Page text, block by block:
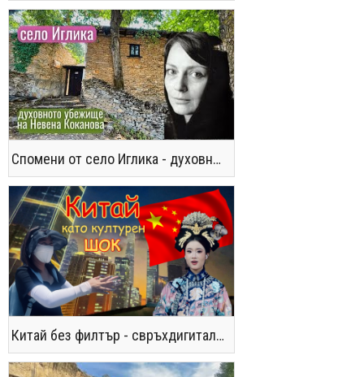
Спомени от село Иглика - духовното убежище на Невена Коканова
Китай без филтър - свръхдигитален, магнетичен, парадоксален